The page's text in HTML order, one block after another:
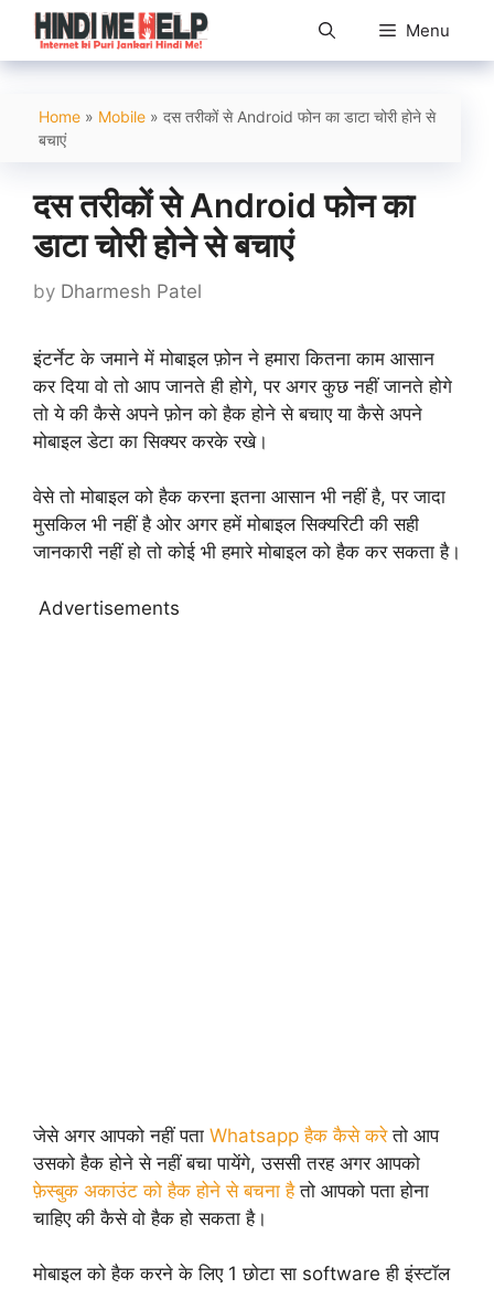
Skip
content
Menu
Home » Mobile » दस तरीकों से Android फोन का डाटा चोरी होने से
बचाएं
दस तरीकों से Android फोन का
डाटा चोरी होने से बचाएं
by Dharmesh Patel
इंटर्नेट के जमाने में मोबाइल फ़ोन ने हमारा कितना काम आसान
कर दिया वो तो आप जानते ही होगे, पर अगर कुछ नहीं जानते होगे
तो ये की कैसे अपने फ़ोन को हैक होने से बचाए या कैसे अपने
मोबाइल डेटा का सिक्यर करके रखे।
वेसे तो मोबाइल को हैक करना इतना आसान भी नहीं है, पर जादा
मुसकिल भी नहीं है ओर अगर हमें मोबाइल सिक्यरिटी की सही
जानकारी नहीं हो तो कोई भी हमारे मोबाइल को हैक कर सकता है।
Advertisements
जेसे अगर आपको नहीं पता Whatsapp हैक कैसे करेतो आप
उसको हैक होने से नहीं बचा पायेंगे, उससी तरह अगर आपको
फ़ेस्बुक अकाउंट को हैक होने से बचना हैतो आपको पता होना
चाहिए की कैसे वो हैक हो सकता है।
मोबाइल को हैक करने के लिए 1 छोटा सा software ही इंस्टॉल